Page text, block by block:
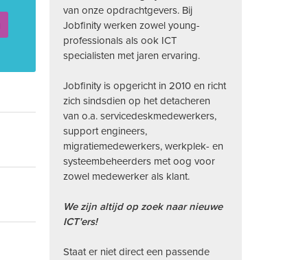
van onze opdrachtgevers. Bij
Jobfinity werken zowel young-
professionals als ook ICT
specialisten met jaren ervaring.
Jobfinity is opgericht in 2010 en richt
zich sindsdien op het detacheren
van o.a. servicedeskmedewerkers,
support engineers,
migratiemedewerkers, werkplek- en
systeembeheerders met oog voor
zowel medewerker als klant.
We zijn altijd op zoek naar nieuwe
ICT'ers!
Staat er niet direct een passende